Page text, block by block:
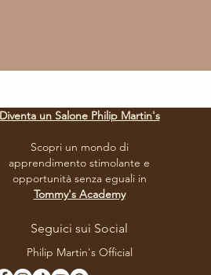
Diventa un Salone Philip Martin's
Scopri un mondo di
apprendimento stimolante e
opportunità senza eguali in
Tommy's Academy
Seguici sui Social
Philip Martin's Official